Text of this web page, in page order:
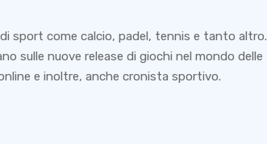
sport come calcio, padel, tennis e tanto altro.
sulle nuove release di giochi nel mondo delle
e inoltre, anche cronista sportivo.